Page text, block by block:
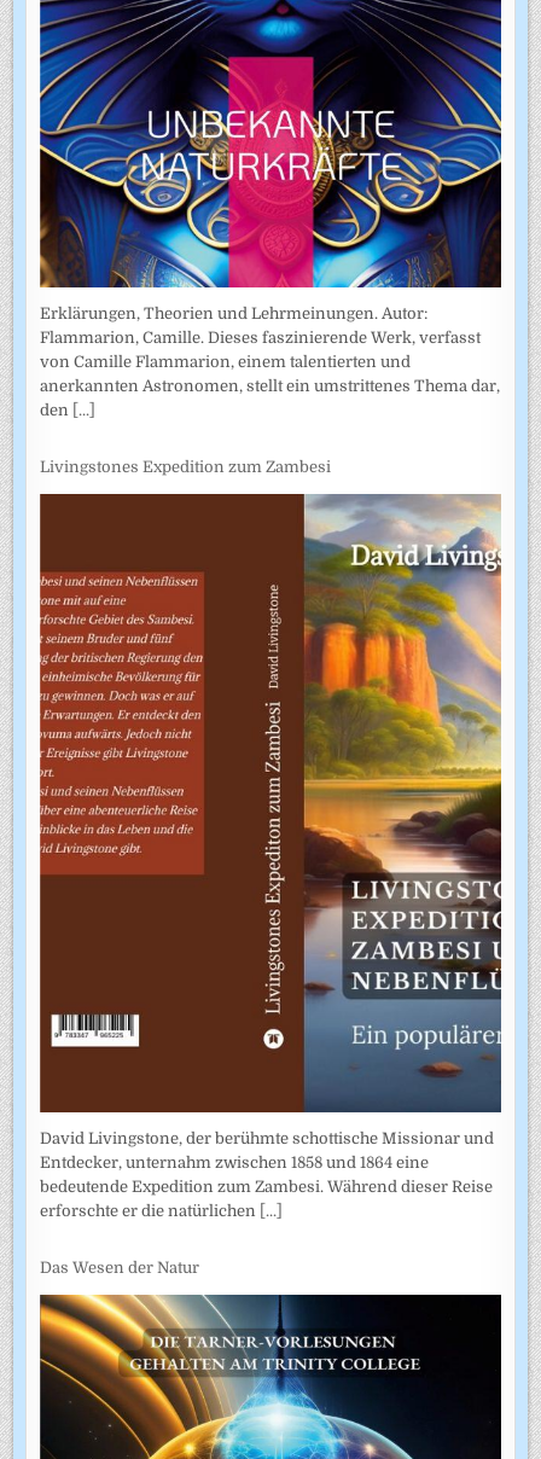
Erklärungen, Theorien und Lehrmeinungen. Autor:
Flammarion, Camille. Dieses faszinierende Werk, verfasst
von Camille Flammarion, einem talentierten und
anerkannten Astronomen, stellt ein umstrittenes Thema dar,
den [...]
Livingstones Expedition zum Zambesi
David Livingstone, der berühmte schottische Missionar und
Entdecker, unternahm zwischen 1858 und 1864 eine
bedeutende Expedition zum Zambesi. Während dieser Reise
erforschte er die natürlichen [...]
Das Wesen der Natur